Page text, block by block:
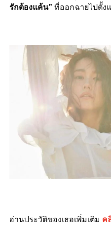
รักต้องแค้น” ที่ออกฉายไปตั้ง
อ่านประวัติของเธอเพิ่มเติม ค